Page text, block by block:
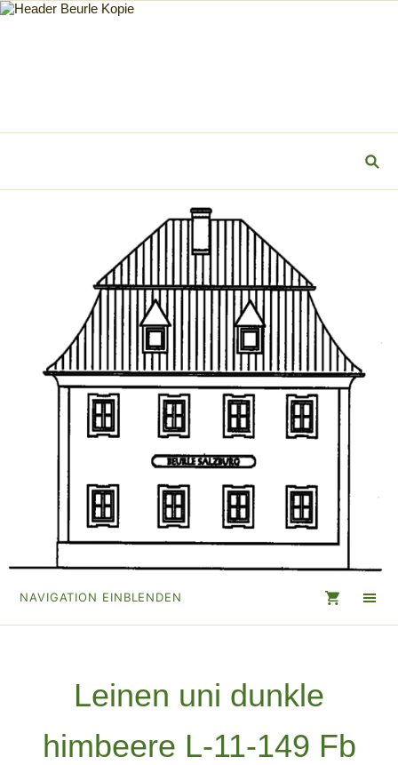
NAVIGATION EINBLENDEN
Leinen uni dunkle
himbeere L-11-149 Fb